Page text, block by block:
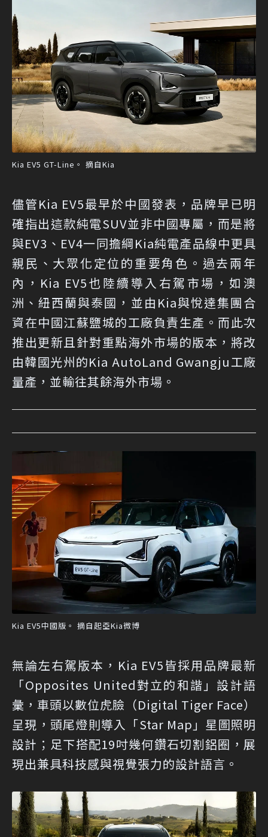
Kia EV5 GT-Line。 摘自Kia
儘管Kia EV5最早於中國發表，品牌早已明
確指出這款純電SUV並非中國專屬，而是將
與EV3、EV4一同擔綱Kia純電產品線中更具
親民、大眾化定位的重要角色。過去兩年
內，Kia EV5也陸續導入右駕市場，如澳
洲、紐西蘭與泰國，並由Kia與悅達集團合
資在中國江蘇鹽城的工廠負責生產。而此次
推出更新且針對重點海外市場的版本，將改
由韓國光州的Kia AutoLand Gwangju工廠
量產，並輸往其餘海外市場。
Kia EV5中國版。 摘自起亞Kia微博
無論左右駕版本，Kia EV5皆採用品牌最新
「Opposites United對立的和諧」設計語
彙，車頭以數位虎臉（Digital Tiger Face）
呈現，頭尾燈則導入「Star Map」星圖照明
設計；足下搭配19吋幾何鑽石切割鋁圈，展
現出兼具科技感與視覺張力的設計語言。